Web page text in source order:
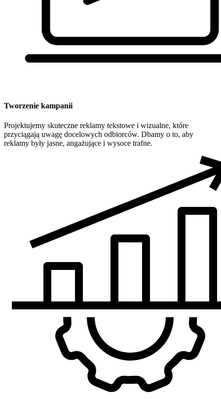
Tworzenie kampanii
Projektujemy skuteczne reklamy tekstowe i wizualne, które
przyciągają uwagę docelowych odbiorców. Dbamy o to, aby
reklamy były jasne, angażujące i wysoce trafne.